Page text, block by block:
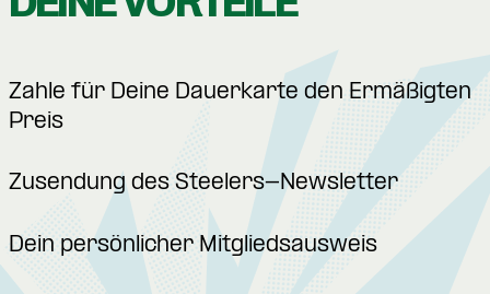
Zahle für Deine Dauerkarte den Ermäßigten
Preis
Zusendung des Steelers-Newsletter
Dein persönlicher Mitgliedsausweis